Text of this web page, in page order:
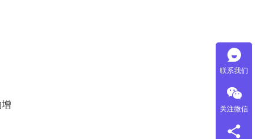
联系我们
关注微信